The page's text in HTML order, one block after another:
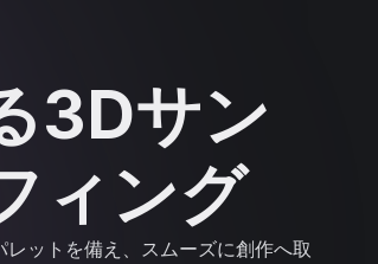
3Dサン
ィング
ットを備え、スムーズに創作へ取